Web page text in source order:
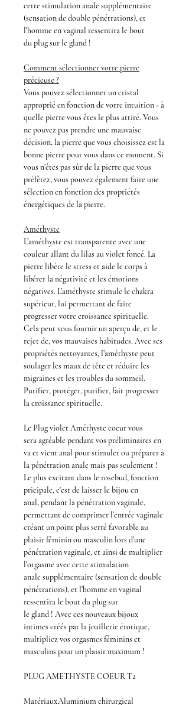
cette stimulation anale supplémentaire
(sensation de double pénétrations), et
l'homme en vaginal ressentira le bout
duplugsur le gland !
Comment sélectionner votre pierre
précieuse ?
Vous pouvez sélectionner un cristal
approprié en fonction de votre intuition - à
quelle pierre vous êtes le plus attiré. Vous
ne pouvez pas prendre une mauvaise
décision, la pierre que vous choisissez est la
bonne pierre pour vous dans ce moment. Si
vous n’êtes pas sûr de la pierre que vous
préférez, vous pouvez également faire une
sélection en fonction des propriétés
énergétiques de la pierre.
Améthyste
L’améthyste est transparente avec une
couleur allant du lilas au violet foncé. La
pierre libère le stress et aide le corps à
libérer la négativité et les émotions
négatives. L’améthyste stimule le chakra
supérieur, lui permettant de faire
progresser votre croissance spirituelle.
Cela peut vous fournir un aperçu de, et le
rejet de, vos mauvaises habitudes. Avec ses
propriétés nettoyantes, l’améthyste peut
soulager les maux de tête et réduire les
migraines et les troubles du sommeil.
Purifier, protéger, purifier, fait progresser
la croissance spirituelle.
Le Plug violet Améthyste coeurvous
sera agréable pendant vos préliminaires en
va et vient anal pour stimuler ou préparer à
lapénétration anale mais pas seulement !
Le plus excitant dans le rosebud,fonction
pricipale,c'est de laisser le bijou en
anal,pendant lapénétration vaginale,
permettant de comprimer l’entrée vaginale
créant un point plus serré favorable au
plaisir féminin ou masculin lors d'une
pénétration vaginale, et ainsi de multiplier
l'orgasme avec cette stimulation
anale supplémentaire (sensation de double
pénétrations), et l'homme en vaginal
ressentira le bout duplugsur
le gland ! Avec ces nouveauxbijoux
intimes créés par la joaillerie érotique,
multipliez vos orgasmes féminins et
masculins pour un plaisir maximum !
PLUG AMETHYSTE COEUR T2
MatériauxAluminium chirurgical